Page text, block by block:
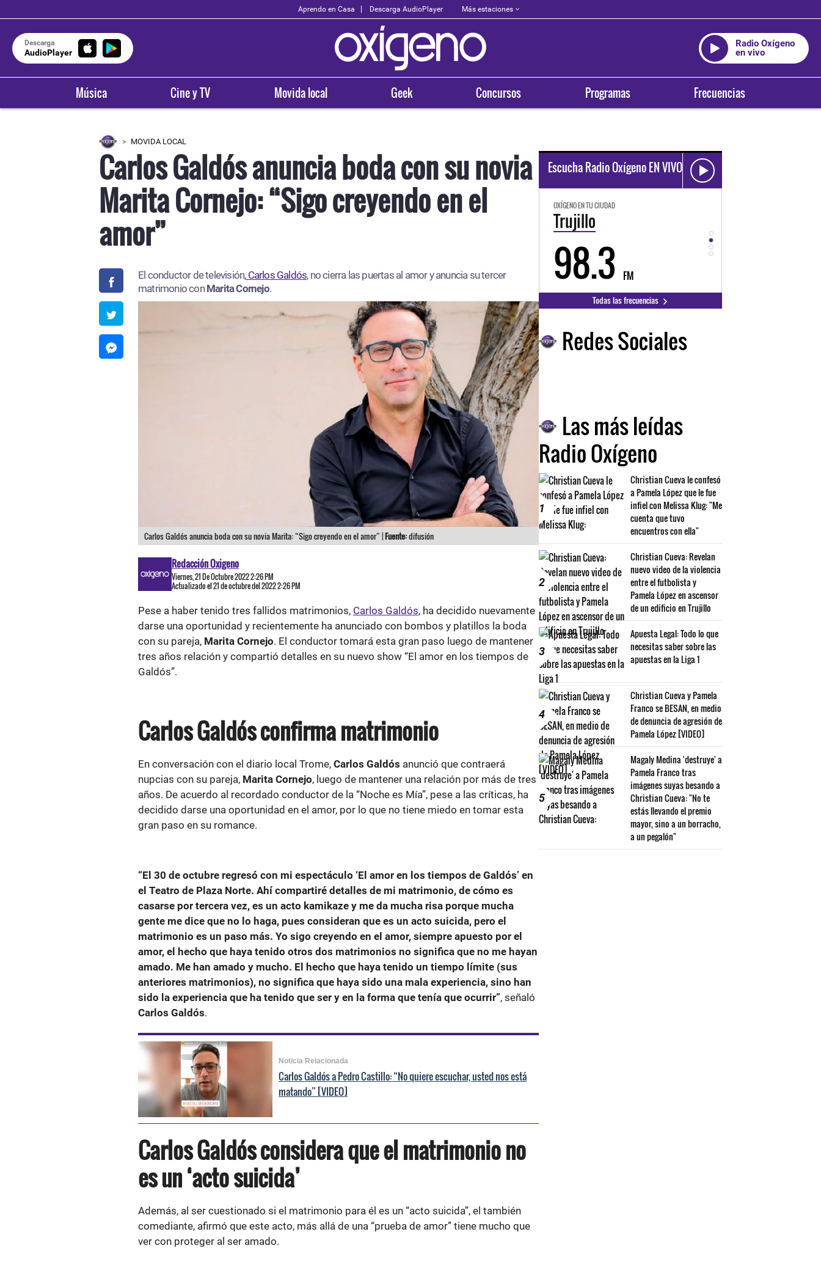
Aprendo en Casa Descarga AudioPlayer Más estaciones
Descarga
AudioPlayer
Radio Oxígeno
en vivo
Música Cine y TV Movida local Geek Concursos Programas Frecuencias
MOVIDA LOCAL
Carlos Galdós anuncia boda con su novia
Marita Cornejo: “Sigo creyendo en el
amor”
El conductor de televisión,Carlos Galdós, no cierra las puertas al amor y anuncia su tercer
matrimonio conMarita Cornejo.
Carlos Galdós anuncia boda con su novia Marita: “Sigo creyendo en el amor” |Fuente:difusión
Redacción Oxigeno
Viernes, 21 De Octubre 2022 2:26 PM
Actualizado el 21 de octubre del 2022 2:26 PM
Pese a haber tenido tres fallidos matrimonios, Carlos Galdós, ha decidido nuevamente
darse una oportunidad y recientemente ha anunciado con bombos y platillos la boda
con su pareja, Marita Cornejo. El conductor tomará esta gran paso luego de mantener
tres años relación y compartió detalles en su nuevo show “El amor en los tiempos de
Galdós”.
Carlos Galdós confirma matrimonio
En conversación con el diario local Trome, Carlos Galdós anunció que contraerá
nupcias con su pareja, Marita Cornejo, luego de mantener una relación por más de tres
años. De acuerdo al recordado conductor de la “Noche es Mía”, pese a las críticas, ha
decidido darse una oportunidad en el amor, por lo que no tiene miedo en tomar esta
gran paso en su romance.
“El 30 de octubre regresó con mi espectáculo ‘El amor en los tiempos de Galdós’ en
el Teatro de Plaza Norte. Ahí compartiré detalles de mi matrimonio, de cómo es
casarse por tercera vez, es un acto kamikaze y me da mucha risa porque mucha
gente me dice que no lo haga, pues consideran que es un acto suicida, pero el
matrimonio es un paso más. Yo sigo creyendo en el amor, siempre apuesto por el
amor, el hecho que haya tenido otros dos matrimonios no significa que no me hayan
amado. Me han amado y mucho. El hecho que haya tenido un tiempo límite (sus
anteriores matrimonios), no significa que haya sido una mala experiencia, sino han
sido la experiencia que ha tenido que ser y en la forma que tenía que ocurrir”, señaló
Carlos Galdós.
Noticia Relacionada
Carlos Galdós a Pedro Castillo: “No quiere escuchar, usted nos está
matando” [VIDEO]
Carlos Galdós considera que el matrimonio no
es un ‘acto suicida’
Además, al ser cuestionado si el matrimonio para él es un “acto suicida”, el también
comediante, afirmó que este acto, más allá de una “prueba de amor” tiene mucho que
ver con proteger al ser amado.
Escucha Radio Oxígeno EN VIVO
OXÍGENO EN TU CIUDAD
Arequipa
93.5 FM
OXÍGENO EN TU CIUDAD
Trujillo
98.3 FM 94.3
Todas las frecuencias
Redes Sociales
Las más leídas
Radio Oxígeno
1
Christian Cueva le confesó
a Pamela López que le fue
infiel con Melissa Klug: "Me
cuenta que tuvo
encuentros con ella"
2
Christian Cueva: Revelan
nuevo video de la violencia
entre el futbolista y
Pamela López en ascensor
de un edificio en Trujillo
3
Apuesta Legal: Todo lo que
necesitas saber sobre las
apuestas en la Liga 1
4
Christian Cueva y Pamela
Franco se BESAN, en medio
de denuncia de agresión de
Pamela López [VIDEO]
5
Magaly Medina 'destruye' a
Pamela Franco tras
imágenes suyas besando a
Christian Cueva: "No te
estás llevando el premio
mayor, sino a un borracho,
a un pegalón"